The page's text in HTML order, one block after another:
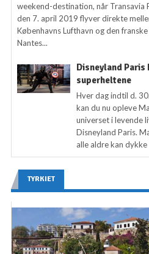
weekend-destination, når Transavia
den 7. april 2019 flyver direkte
Københavns Lufthavn og den
Nantes...
Disneyland Paris
superheltene
Hver dag indtil d.
kan du nu opleve
universet i levende
Disneyland Paris.
alle aldre kan dykke
TYRKIET